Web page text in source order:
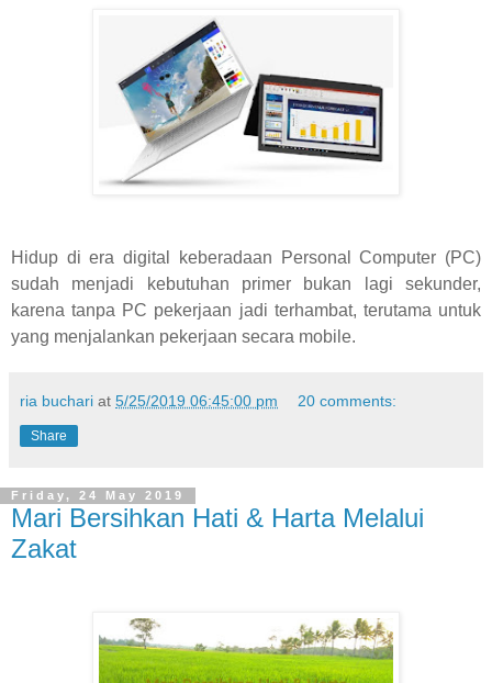
Hidup di era digital keberadaan Personal Computer (PC)
sudah menjadi kebutuhan primer bukan lagi sekunder,
karena tanpa PC pekerjaan jadi terhambat, terutama untuk
yang menjalankan pekerjaan secara mobile.
ria buchari at 5/25/2019 06:45:00 pm 20 comments:
Share
Friday, 24 May 2019
Mari Bersihkan Hati & Harta Melalui
Zakat